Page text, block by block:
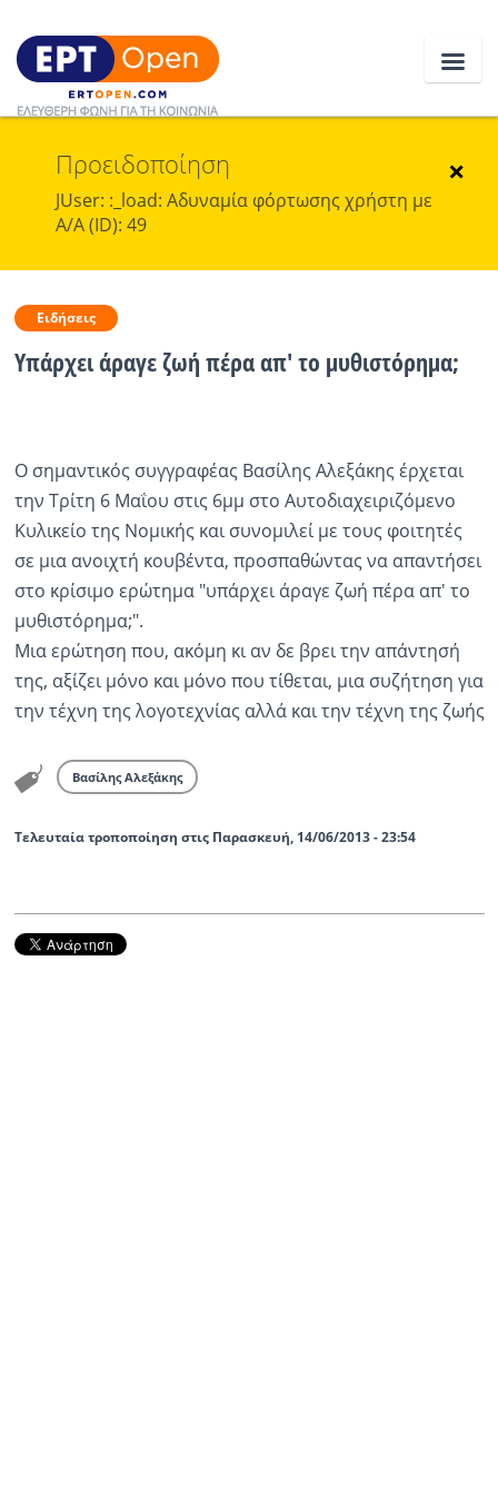
Ειδήσεις
Ελλάδα
Οικονομία
Κόσμος
Ραδιόφωνο
Εκπομπές
Πολιτισμός
×
Προειδοποίηση
JUser: :_load: Αδυναμία φόρτωσης χρήστη με
Α/Α (ID): 49
Ειδήσεις
Υπάρχει άραγε ζωή πέρα απ' το μυθιστόρημα;
Ο σημαντικός συγγραφέας Βασίλης Αλεξάκης έρχεται
την Τρίτη 6 Μαΐου στις 6μμ στο Αυτοδιαχειριζόμενο
Κυλικείο της Νομικής και συνομιλεί με τους φοιτητές
σε μια ανοιχτή κουβέντα, προσπαθώντας να απαντήσει
στο κρίσιμο ερώτημα "υπάρχει άραγε ζωή πέρα απ' το
μυθιστόρημα;".
Μια ερώτηση που, ακόμη κι αν δε βρει την απάντησή
της, αξίζει μόνο και μόνο που τίθεται, μια συζήτηση για
την τέχνη της λογοτεχνίας αλλά και την τέχνη της ζωής
Βασίλης Αλεξάκης
Τελευταία τροποποίηση στις Παρασκευή, 14/06/2013 - 23:54